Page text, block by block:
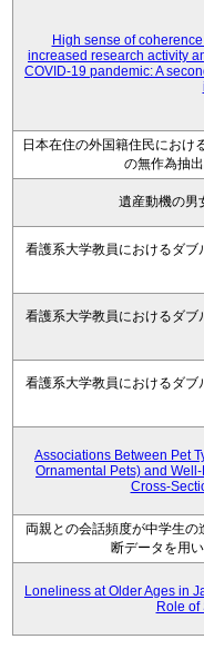
High sense of
increased research activity
COVID-19 pandemic: A
日本在住の外国籍住民にお
の無作為抽
遺産動機の男
看護系大学教員におけるダ
看護系大学教員におけるダ
看護系大学教員におけるダ
Associations Between Pet
Ornamental Pets) and
Cross-
両親との会話頻度が中学生
断データを用
Loneliness at Older Ages in
Role of